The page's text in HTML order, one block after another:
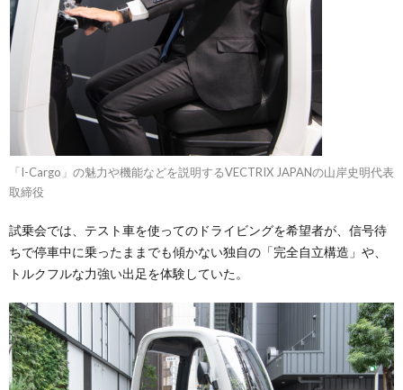
「I-Cargo」の魅力や機能などを説明するVECTRIX JAPANの山岸史明代表
取締役
試乗会では、テスト車を使ってのドライビングを希望者が、信号待
ちで停車中に乗ったままでも傾かない独自の「完全自立構造」や、
トルクフルな力強い出足を体験していた。